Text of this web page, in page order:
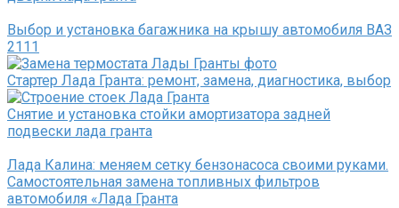
Выбор и установка багажника на крышу автомобиля ВАЗ
2111
Стартер Лада Гранта: ремонт, замена, диагностика, выбор
Снятие и установка стойки амортизатора задней
подвески лада гранта
Лада Калина: меняем сетку бензонасоса своими руками.
Самостоятельная замена топливных фильтров
автомобиля «Лада Гранта